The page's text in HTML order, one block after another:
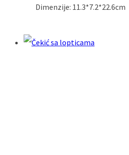
Dimenzije: 11.3*7.2*22.6cm